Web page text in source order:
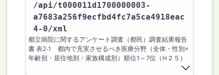
/api/t000011d1700000003-
a7683a256f9ecfbd4fc7a5ca4918eac
4-0/xml
都立病院に関するアンケート調査（都民）調査結果報告
書 表2-1 都内で充実させるべき医療分野（全体・性別×
年齢別・居住地別・家族構成別）順位1～7位（H２５）